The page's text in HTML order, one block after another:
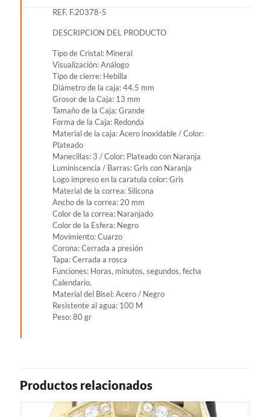
REF. F.20378-5
DESCRIPCION DEL PRODUCTO
Tipo de Cristal: Mineral
Visualización: Análogo
Tipo de cierre: Hebilla
Diámetro de la caja: 44.5 mm
Grosor de la Caja: 13 mm
Tamaño de la Caja: Grande
Forma de la Caja: Redonda
Material de la caja: Acero inoxidable / Color:
Plateado
Manecillas: 3 / Color: Plateado con Naranja
Luminiscencia / Barras: Gris con Naranja
Logo impreso en la caratula color: Gris
Material de la correa: Silicona
Ancho de la correa: 20 mm
Color de la correa: Naranjado
Color de la Esfera: Negro
Movimiento: Cuarzo
Corona: Cerrada a presión
Tapa: Cerrada a rosca
Funciones: Horas, minutos, segundos, fecha
Calendario,
Material del Bisel: Acero / Negro
Resistente al agua: 100 M
Peso: 80 gr
Productos relacionados